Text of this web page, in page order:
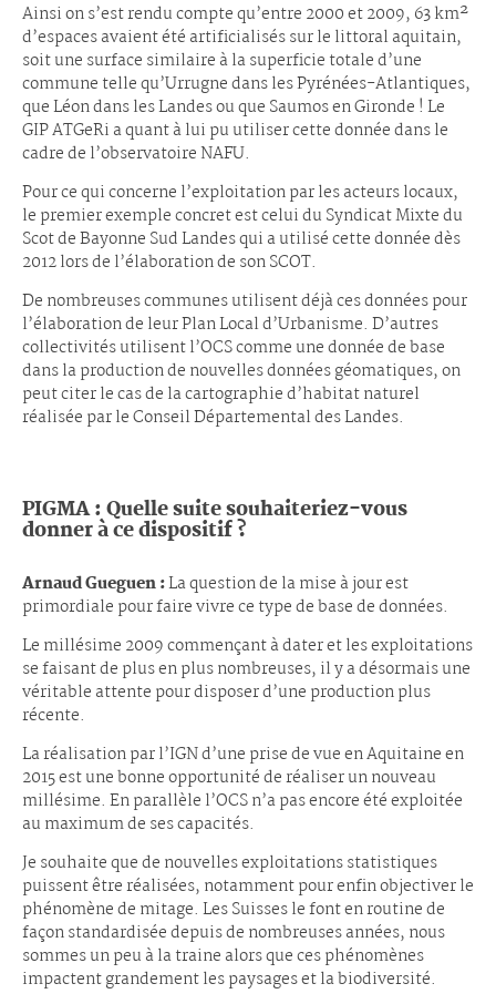
Ainsi on s’est rendu compte qu’entre 2000 et 2009, 63 km²
d’espaces avaient été artificialisés sur le littoral aquitain,
soit une surface similaire à la superficie totale d’une
commune telle qu’Urrugne dans les Pyrénées-Atlantiques,
que Léon dans les Landes ou que Saumos en Gironde ! Le
GIP ATGeRi a quant à lui pu utiliser cette donnée dans le
cadre de l’observatoire NAFU.
Pour ce qui concerne l’exploitation par les acteurs locaux,
le premier exemple concret est celui du Syndicat Mixte du
Scot de Bayonne Sud Landes qui a utilisé cette donnée dès
2012 lors de l’élaboration de son SCOT.
De nombreuses communes utilisent déjà ces données pour
l’élaboration de leur Plan Local d’Urbanisme. D’autres
collectivités utilisent l’OCS comme une donnée de base
dans la production de nouvelles données géomatiques, on
peut citer le cas de la cartographie d’habitat naturel
réalisée par le Conseil Départemental des Landes.
PIGMA : Quelle suite souhaiteriez-vous
donner à ce dispositif ?
Arnaud Gueguen :La question de la mise à jour est
primordiale pour faire vivre ce type de base de données.
Le millésime 2009 commençant à dater et les exploitations
se faisant de plus en plus nombreuses, il y a désormais une
véritable attente pour disposer d’une production plus
récente.
La réalisation par l’IGN d’une prise de vue en Aquitaine en
2015 est une bonne opportunité de réaliser un nouveau
millésime. En parallèle l’OCS n’a pas encore été exploitée
au maximum de ses capacités.
Je souhaite que de nouvelles exploitations statistiques
puissent être réalisées, notamment pour enfin objectiver le
phénomène de mitage. Les Suisses le font en routine de
façon standardisée depuis de nombreuses années, nous
sommes un peu à la traine alors que ces phénomènes
impactent grandement les paysages et la biodiversité.